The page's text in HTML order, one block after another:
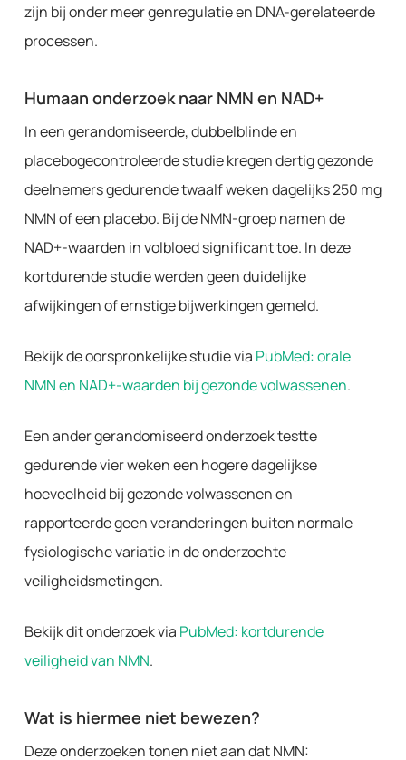
zijn bij onder meer genregulatie en DNA-gerelateerde
processen.
Humaan onderzoek naar NMN en NAD+
In een gerandomiseerde, dubbelblinde en
placebogecontroleerde studie kregen dertig gezonde
deelnemers gedurende twaalf weken dagelijks 250 mg
NMN of een placebo. Bij de NMN-groep namen de
NAD+-waarden in volbloed significant toe. In deze
kortdurende studie werden geen duidelijke
afwijkingen of ernstige bijwerkingen gemeld.
Bekijk de oorspronkelijke studie via PubMed: orale
NMN en NAD+-waarden bij gezonde volwassenen.
Een ander gerandomiseerd onderzoek testte
gedurende vier weken een hogere dagelijkse
hoeveelheid bij gezonde volwassenen en
rapporteerde geen veranderingen buiten normale
fysiologische variatie in de onderzochte
veiligheidsmetingen.
Bekijk dit onderzoek via PubMed: kortdurende
veiligheid van NMN.
Wat is hiermee niet bewezen?
Deze onderzoeken tonen niet aan dat NMN: